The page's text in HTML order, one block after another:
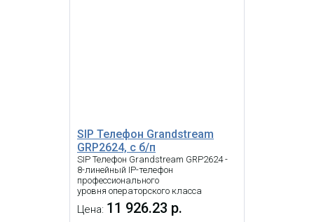
IP Телефон Snom D713
SIP Телефон Grandstream
GRP2624, с б/п
SIP Телефон Grandstream GRP2624 -
8-линейный IP-телефон
профессионального
уровня операторского класса
Цена: 11 926.23 р.